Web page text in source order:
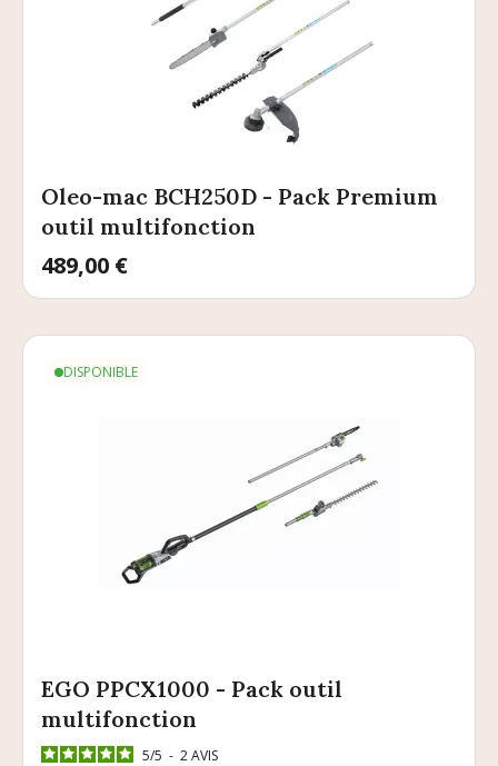
Oleo-mac BCH250D - Pack Premium
outil multifonction
Prix
489,00 €
DISPONIBLE
EGO PPCX1000 - Pack outil
multifonction
5/5 - 2AVIS